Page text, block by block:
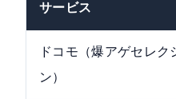
サービス
ドコモ（爆アゲセレク
ン）